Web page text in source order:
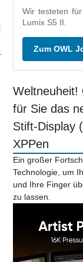
Wir testeten
Lumix S5 II.
Zum OWL
Weltneuheit!
für Sie das
Stift-Display
XPPen
Ein großer
Technologie, um
und Ihre Finger
zu lassen.